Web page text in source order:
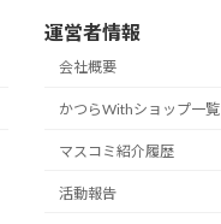
運営者情報
会社概要
かつらWithショップ一覧
マスコミ紹介履歴
活動報告